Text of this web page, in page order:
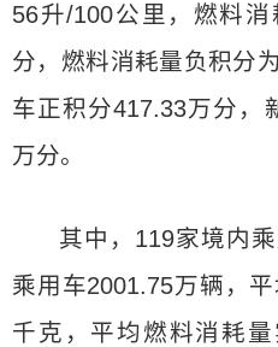
56升/100公里，燃料
分，燃料消耗量负积分
车正积分417.33万分，
万分。
其中，119家境内
乘用车2001.75万辆，
千克，平均燃料消耗